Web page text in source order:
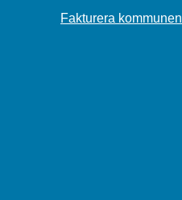
Fakturera kommunen